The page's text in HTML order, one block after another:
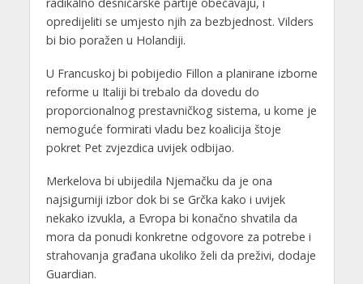
opredijeliti se umjesto njih za bezbjednost. Vilders
bi bio poražen u Holandiji.
U Francuskoj bi pobijedio Fillon a planirane izborne
reforme u Italiji bi trebalo da dovedu do
proporcionalnog prestavničkog sistema, u kome je
nemoguće formirati vladu bez koalicija štoje
pokret Pet zvjezdica uvijek odbijao.
Merkelova bi ubijedila Njemačku da je ona
najsigurniji izbor dok bi se Grčka kako i uvijek
nekako izvukla, a Evropa bi konačno shvatila da
mora da ponudi konkretne odgovore za potrebe i
strahovanja građana ukoliko želi da preživi, dodaje
Guardian.